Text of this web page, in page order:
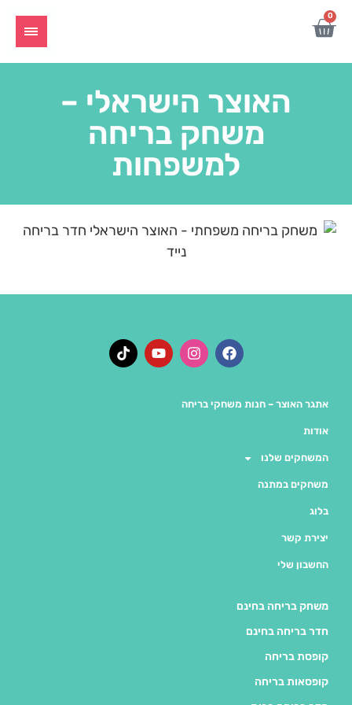
0
האוצר הישראלי –
משחק בריחה
למשפחות
אתגר האוצר – חנות משחקי בריחה
אודות
המשחקים שלנו
משחקים במתנה
בלוג
יצירת קשר
החשבון שלי
משחק בריחה בחינם
חדר בריחה בחינם
קופסת בריחה
קופסאות בריחה